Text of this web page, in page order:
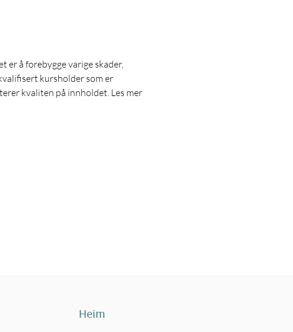
å forebygge varige skader,
kursholder som er
kvaliten på innholdet. Les mer
Heim